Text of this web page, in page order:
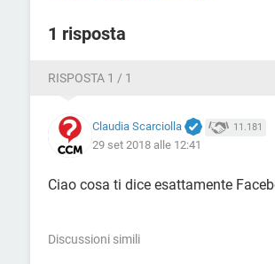
1 risposta
RISPOSTA 1 / 1
Claudia Scarciolla 11.181
29 set 2018 alle 12:41
Ciao cosa ti dice esattamente
Discussioni simili